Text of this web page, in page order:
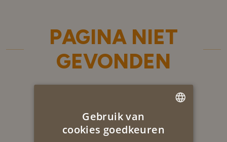
PAGINA NIET
GEVONDEN
404
Gebruik van
cookies goedkeuren